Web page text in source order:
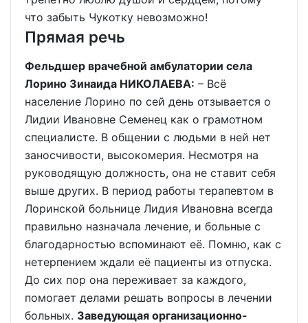
что забыть Чукотку невозможно!
Прямая речь
Фельдшер врачебной амбулатории села
Лорино Зинаида НИКОЛАЕВА: – Всё
население Лорино по сей день отзывается о
Лидии Ивановне Семенец как о грамотном
специалисте. В общении с людьми в ней нет
заносчивости, высокомерия. Несмотря на
руководящую должность, она не ставит себя
выше других. В период работы терапевтом в
Лоринской больнице Лидия Ивановна всегда
правильно назначала лечение, и больные с
благодарностью вспоминают её. Помню, как с
нетерпением ждали её пациенты из отпуска.
До сих пор она переживает за каждого,
помогает делами решать вопросы в лечении
больных. Заведующая организационно-